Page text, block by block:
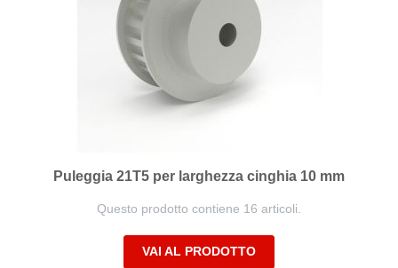
Puleggia 21T5 per larghezza cinghia 10 mm
Questo prodotto contiene 16 articoli.
VAI AL PRODOTTO